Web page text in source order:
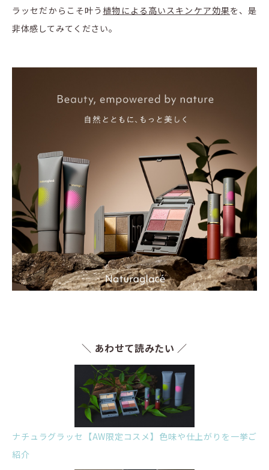
ラッセだからこそ叶う 植物による高いスキンケア効果を、是
非体感してみてください。
＼ あわせて読みたい ／
ナチュラグラッセ【AW限定コスメ】色味や仕上がりを一挙ご
紹介